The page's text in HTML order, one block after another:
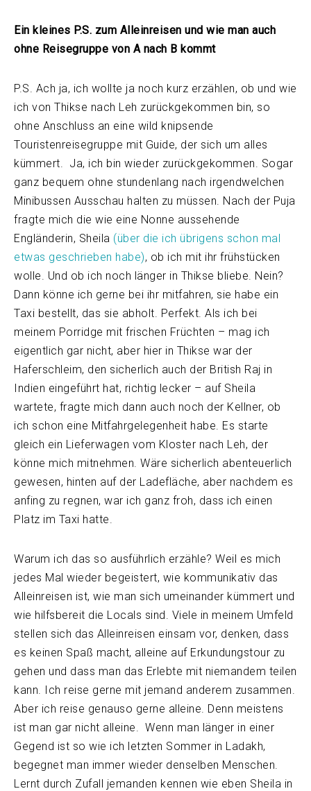
Ein kleines P.S. zum Alleinreisen und wie man auch
ohne Reisegruppe von A nach B kommt
P.S. Ach ja, ich wollte ja noch kurz erzählen, ob und wie
ich von Thikse nach Leh zurückgekommen bin, so
ohne Anschluss an eine wild knipsende
Touristenreisegruppe mit Guide, der sich um alles
kümmert. Ja, ich bin wieder zurückgekommen. Sogar
ganz bequem ohne stundenlang nach irgendwelchen
Minibussen Ausschau halten zu müssen. Nach der Puja
fragte mich die wie eine Nonne aussehende
Engländerin, Sheila (über die ich übrigens schon mal
etwas geschrieben habe), ob ich mit ihr frühstücken
wolle. Und ob ich noch länger in Thikse bliebe. Nein?
Dann könne ich gerne bei ihr mitfahren, sie habe ein
Taxi bestellt, das sie abholt. Perfekt. Als ich bei
meinem Porridge mit frischen Früchten – mag ich
eigentlich gar nicht, aber hier in Thikse war der
Haferschleim, den sicherlich auch der British Raj in
Indien eingeführt hat, richtig lecker – auf Sheila
wartete, fragte mich dann auch noch der Kellner, ob
ich schon eine Mitfahrgelegenheit habe. Es starte
gleich ein Lieferwagen vom Kloster nach Leh, der
könne mich mitnehmen. Wäre sicherlich abenteuerlich
gewesen, hinten auf der Ladefläche, aber nachdem es
anfing zu regnen, war ich ganz froh, dass ich einen
Platz im Taxi hatte.
Warum ich das so ausführlich erzähle? Weil es mich
jedes Mal wieder begeistert, wie kommunikativ das
Alleinreisen ist, wie man sich umeinander kümmert und
wie hilfsbereit die Locals sind. Viele in meinem Umfeld
stellen sich das Alleinreisen einsam vor, denken, dass
es keinen Spaß macht, alleine auf Erkundungstour zu
gehen und dass man das Erlebte mit niemandem teilen
kann. Ich reise gerne mit jemand anderem zusammen.
Aber ich reise genauso gerne alleine. Denn meistens
ist man gar nicht alleine. Wenn man länger in einer
Gegend ist so wie ich letzten Sommer in Ladakh,
begegnet man immer wieder denselben Menschen.
Lernt durch Zufall jemanden kennen wie eben Sheila in